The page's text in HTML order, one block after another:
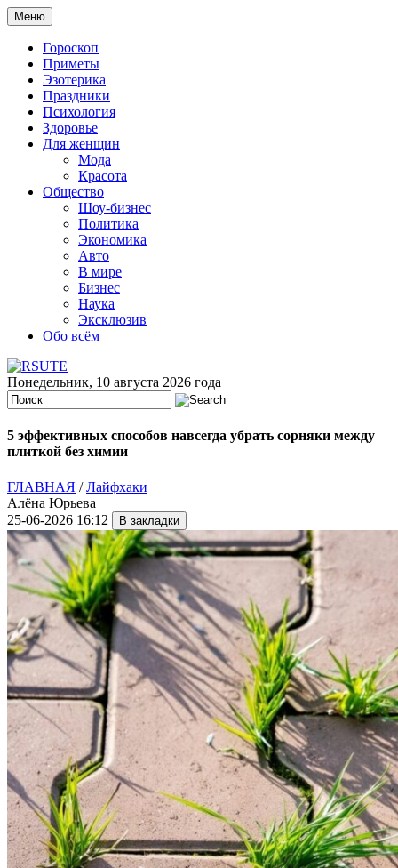
Меню
Гороскоп
Приметы
Эзотерика
Праздники
Психология
Здоровье
Для женщин
Мода
Красота
Общество
Шоу-бизнес
Политика
Экономика
Авто
В мире
Бизнес
Наука
Эксклюзив
Обо всём
Понедельник, 10 августа 2026 года
5 эффективных способов навсегда убрать сорняки между
плиткой без химии
ГЛАВНАЯ /Лайфхаки
Алёна Юрьева
25-06-2026 16:12